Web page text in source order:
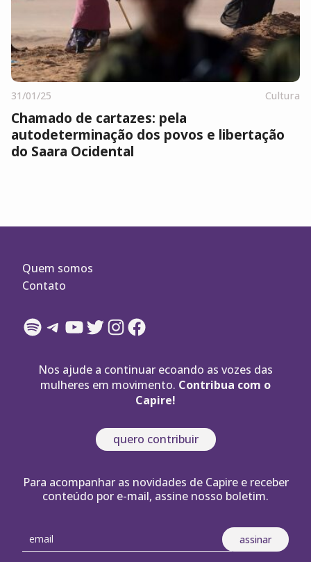
31/01/25 Cultura
Chamado de cartazes: pela
autodeterminação dos povos e libertação
do Saara Ocidental
Quem somos
Contato
Spotify
Telegram
YouTube
Twitter
Instagram
Facebook
Nos ajude a continuar ecoando as vozes das
mulheres em movimento. Contribua com o
Capire!
quero contribuir
Para acompanhar as novidades de Capire e receber
conteúdo por e-mail, assine nosso boletim.